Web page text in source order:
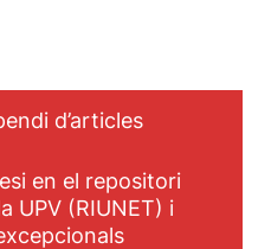
d’articles
en el repositori
UPV (RIUNET) i